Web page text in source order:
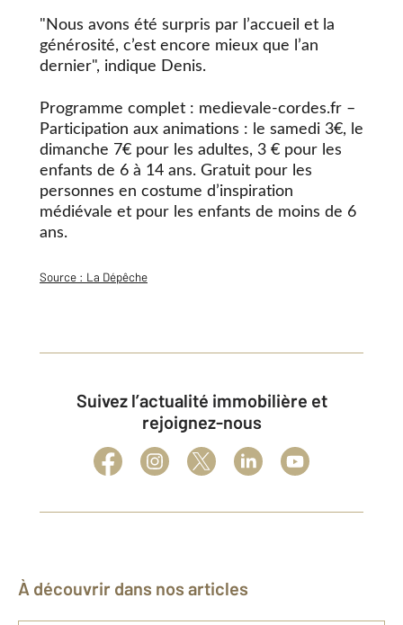
"Nous avons été surpris par l’accueil et la
générosité, c’est encore mieux que l’an
dernier", indique Denis.
Programme complet : medievale-cordes.fr –
Participation aux animations : le samedi 3€, le
dimanche 7€ pour les adultes, 3 € pour les
enfants de 6 à 14 ans. Gratuit pour les
personnes en costume d’inspiration
médiévale et pour les enfants de moins de 6
ans.
Source : La Dépêche
Suivez l’actualité immobilière et
rejoignez-nous
À découvrir dans nos articles